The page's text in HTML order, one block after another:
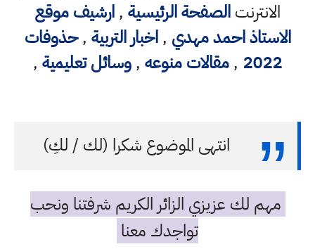
الانترنتالصفحة الرئيسية ,ارشيف موقع
الاستاذ احمد مهدي ,اخبار التربية ,حذوفات
2022
,مقالات منوعه ,وسائل تعليمية ,
انتهى الموضوع شكرا (لك / لكِ)
مهم لك عزيزي الزائر الكريم شرفتنا ونحب
تواجدك معنا